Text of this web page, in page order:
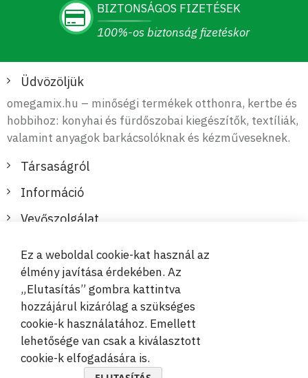
BIZTONSÁGOS FIZETÉSEK
100%-os biztonság fizetéskor
Üdvözöljük
omegamix.hu – minőségi termékek otthonra, kertbe és
hobbihoz: konyhai és fürdőszobai kiegészítők, textíliák,
valamint anyagok barkácsolóknak és kézműveseknek.
Társaságról
Információ
Vevőszolgálat
Biztonságos és kényelmes fizetések
© 2019-2026 Megamix s.r.o.
Ez a weboldal cookie-kat használ az
élmény javítása érdekében. Az
„Elutasítás” gombra kattintva
hozzájárul kizárólag a szükséges
cookie-k használatához. Emellett
lehetősége van csak a kiválasztott
cookie-k elfogadására is.